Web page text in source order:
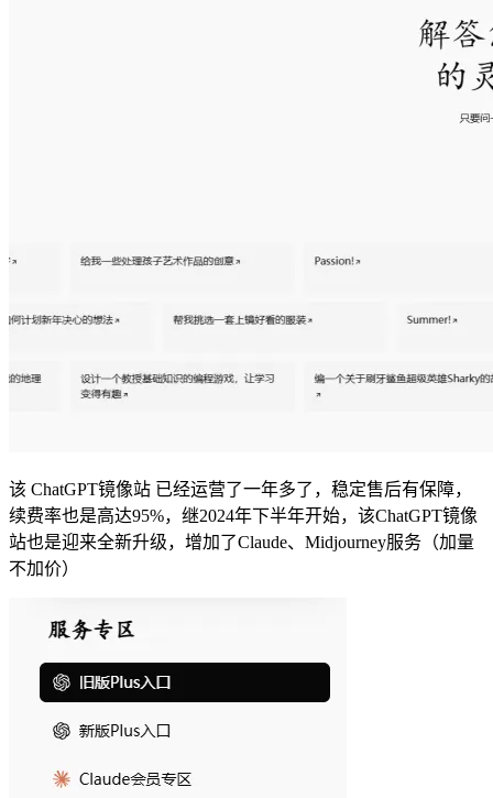
该 ChatGPT镜像站 已经运营了一年多了，稳定售后有保障，
续费率也是高达95%，继2024年下半年开始，该ChatGPT镜像
站也是迎来全新升级，增加了Claude、Midjourney服务（加量
不加价）